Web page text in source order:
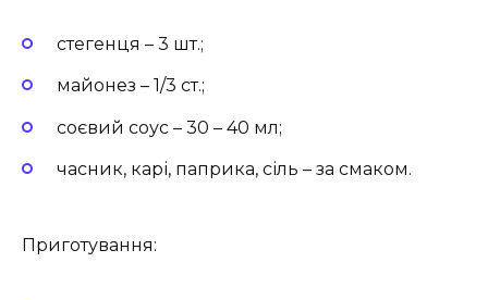
стегенця – 3 шт.;
майонез – 1/3 ст.;
соєвий соус – 30 – 40 мл;
часник, карі, паприка, сіль – за смаком.
Приготування: